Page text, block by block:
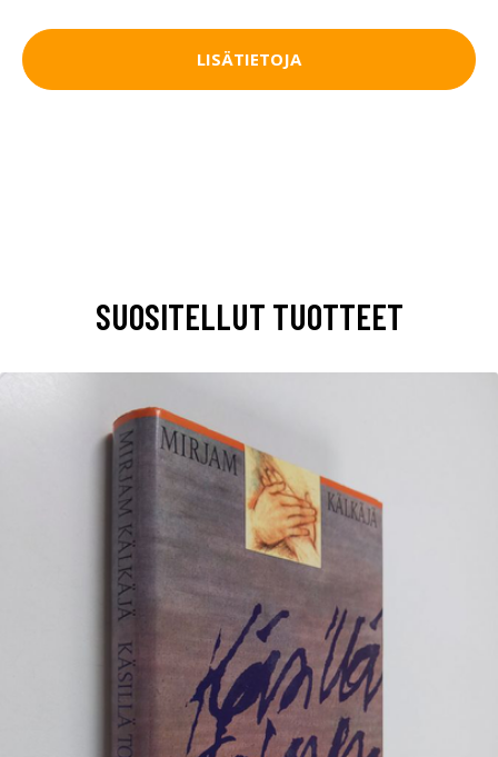
LISÄTIETOJA
SUOSITELLUT TUOTTEET